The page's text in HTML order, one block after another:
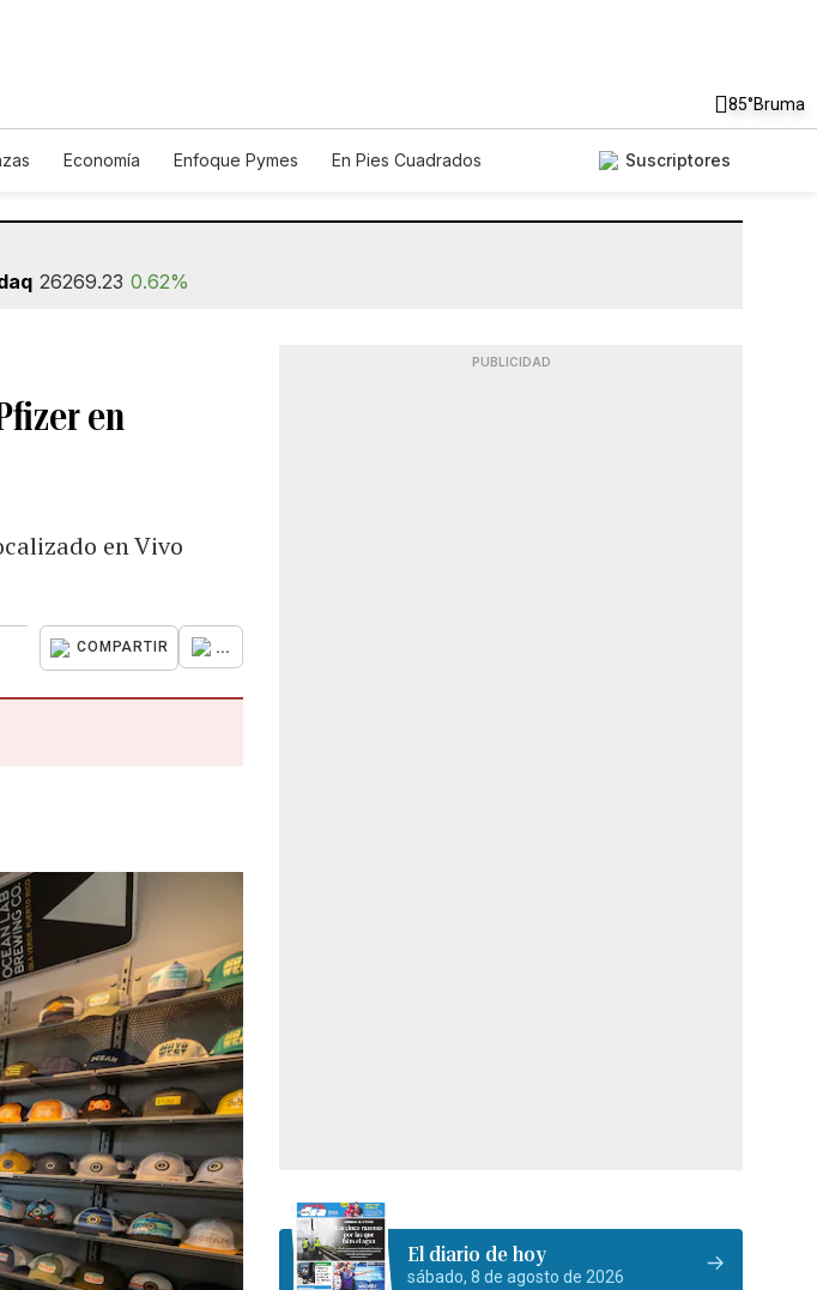
85°Bruma
Economía Enfoque Pymes
En Pies Cuadrados
Suscriptores
26269.23 0.62%
en
en Vivo
COMPARTIR ...
PUBLICIDAD
El diario de hoy
sábado, 8 de agosto de 2026